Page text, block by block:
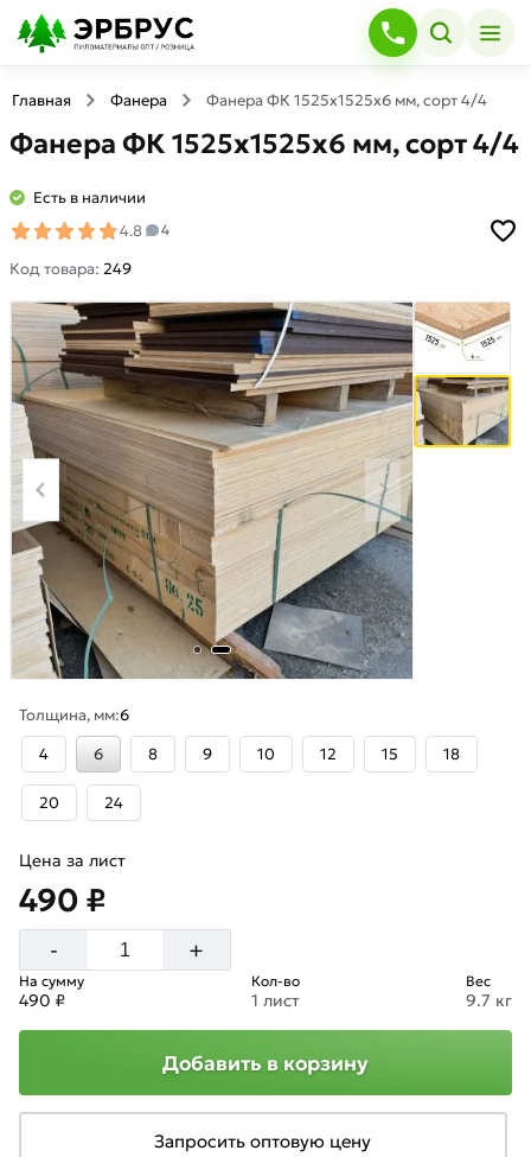
Главная Фанера Фанера ФК 1525х1525х6 мм, сорт 4/4
Фанера ФК 1525х1525х6 мм, сорт 4/4
Есть в наличии
4.8
4
Код товара: 249
Толщина, мм:6
4
6 8 9 10 12 15 18
20 24
Цена за лист
490 ₽
- +
На сумму
490 ₽
Кол-во
1 лист
Вес
9.7 кг
Добавить в корзину
Запросить оптовую цену